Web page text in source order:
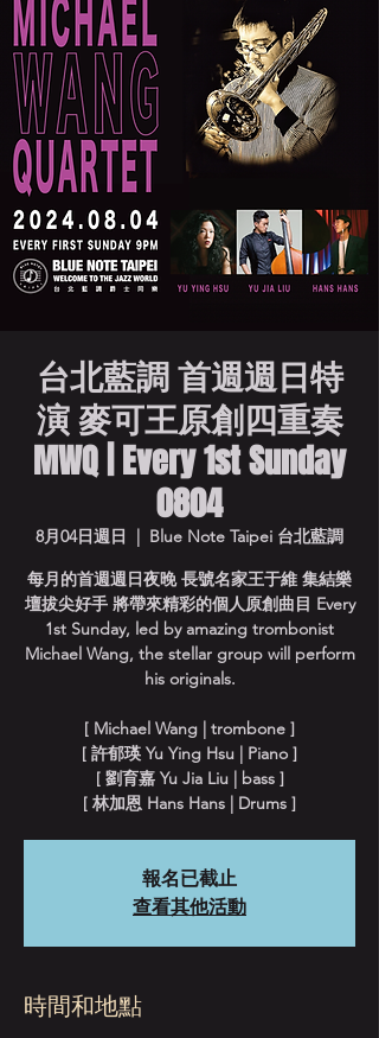
台北藍調 首週週日特
演 麥可王原創四重奏
MWQ | Every 1st Sunday
0804
8月04日週日
  |
Blue Note Taipei 台北藍調
每月的首週週日夜晚 長號名家王于維 集結樂
壇拔尖好手 將帶來精彩的個人原創曲目 Every
1st Sunday, led by amazing trombonist
Michael Wang, the stellar group will perform
his originals.
[ Michael Wang | trombone ]
[ 許郁瑛 Yu Ying Hsu | Piano ]
[ 劉育嘉 Yu Jia Liu | bass ]
[ 林加恩 Hans Hans | Drums ]
報名已截止
查看其他活動
時間和地點